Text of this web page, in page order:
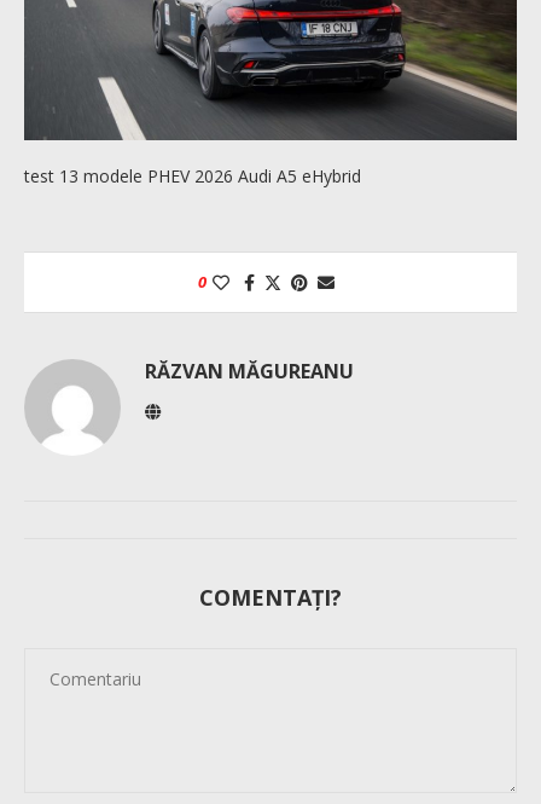
test 13 modele PHEV 2026 Audi A5 eHybrid
0
RĂZVAN MĂGUREANU
COMENTAȚI?